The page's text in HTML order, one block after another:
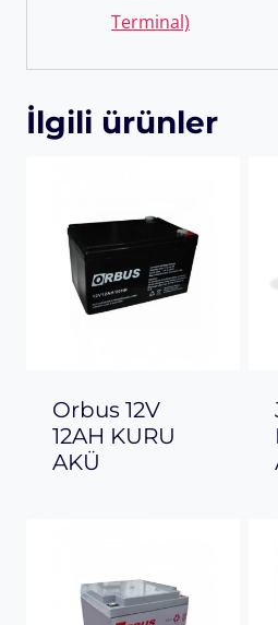
Terminal)
İlgili ürünler
Orbus 12V
12AH KURU
AKÜ